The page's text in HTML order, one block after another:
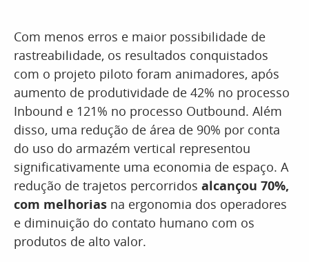
Com menos erros e maior possibilidade de
rastreabilidade, os resultados conquistados
com o projeto piloto foram animadores, após
aumento de produtividade de 42% no processo
Inbound e 121% no processo Outbound. Além
disso, uma redução de área de 90% por conta
do uso do armazém vertical representou
significativamente uma economia de espaço. A
redução de trajetos percorridos alcançou 70%,
com melhorias na ergonomia dos operadores
e diminuição do contato humano com os
produtos de alto valor.